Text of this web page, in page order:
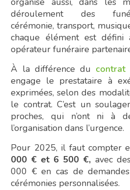
déroulement des
cérémonie, transport,
chaque élément est défini
opérateur funéraire
À la différence du contrat
engage le prestataire à
exprimées, selon des
le contrat. C’est un
proches, qui n’ont ni à
l’organisation dans l’urgence.
Pour 2025, il faut compter
000 € et 6 500 €, avec
000 € en cas de
cérémonies personnalisées.